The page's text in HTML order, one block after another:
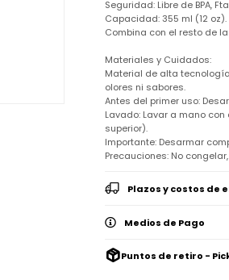
Seguridad: Libre de BPA,
Capacidad: 355 ml (12 oz).
Combina con el resto de
Materiales y Cuidados:
Material de alta
olores ni sabores.
Antes del primer uso:
Lavado: Lavar a mano
superior).
Importante: Desarmar
Precauciones: No
Plazos y costos de
Medios de Pago
Puntos de retiro -